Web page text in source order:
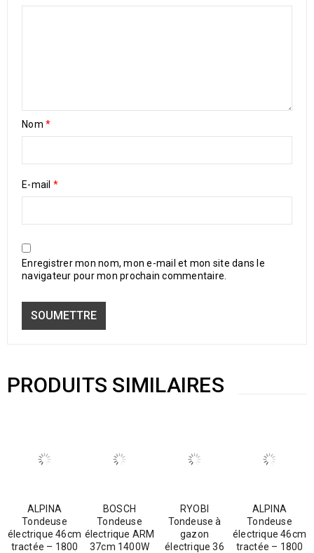
Nom *
E-mail *
Enregistrer mon nom, mon e-mail et mon site dans le
navigateur pour mon prochain commentaire.
PRODUITS SIMILAIRES
ALPINA
Tondeuse
électrique 46cm
tractée – 1800
BOSCH
Tondeuse
électrique ARM
37cm 1400W
RYOBI
Tondeuse à
gazon
électrique 36
ALPINA
Tondeuse
électrique 46cm
tractée – 1800